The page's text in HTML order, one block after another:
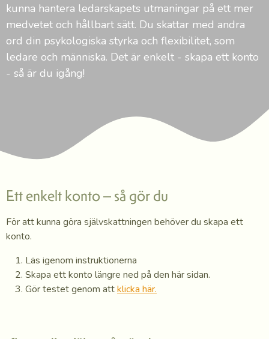
kunna hantera ledarskapets utmaningar på ett mer
medvetet och hållbart sätt. Du skattar med andra
ord din psykologiska styrka och flexibilitet, som
ledare och människa. Det är enkelt - skapa ett konto
- så är du igång!
Ett enkelt konto – så gör du
För att kunna göra självskattningen behöver du skapa ett
konto.
Läs igenom instruktionerna
Skapa ett konto längre ned på den här sidan.
Gör testet genom attklicka här.